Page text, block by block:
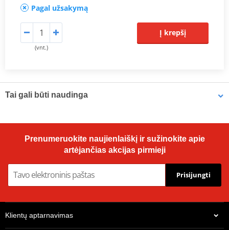
Pagal užsakymą
(vnt.)
Į krepšį
Tai gali būti naudinga
ml (ideal for workshops)
Prenumeruokite naujienlaiškį ir sužinokite apie
artėjančias akcijas pirmieji
Prisijungti
Klientų aptarnavimas